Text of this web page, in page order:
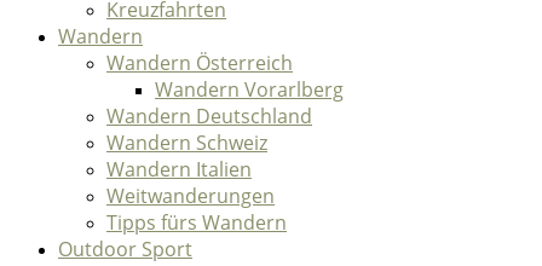
Kreuzfahrten
Wandern
Wandern Österreich
Wandern Vorarlberg
Wandern Deutschland
Wandern Schweiz
Wandern Italien
Weitwanderungen
Tipps fürs Wandern
Outdoor Sport